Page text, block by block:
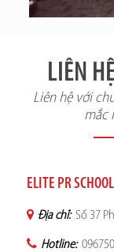
LIÊN
Liên hệ với
mắc
ELITE PR
Địa chỉ: Số 37
Hotline: